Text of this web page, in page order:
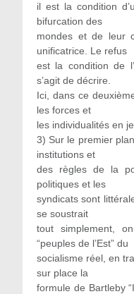
il est la condition
bifurcation des
mondes et de leur
unificatrice. Le refus
est la condition de
s’agit de décrire.
Ici, dans ce
les forces et
les individualités en
3) Sur le premier
institutions et
des règles de la
politiques et les
syndicats sont
se soustrait
tout simplement,
“peuples de l’Est” du
socialisme réel, en
sur place la
formule de Bartleby